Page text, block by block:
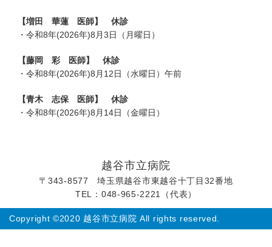
【増田 華蓮 医師】 休診
・令和8年(2026年)8月3日（月曜日）
【藤岡 彩 医師】 休診
・令和8年(2026年)8月12日（水曜日）午前
【青木 志保 医師】 休診
・令和8年(2026年)8月14日（金曜日）
越谷市立病院
〒343-8577 埼玉県越谷市東越谷十丁目32番地
TEL：048-965-2221（代表）
Copyright ©2020 越谷市立病院 All rights reserved.